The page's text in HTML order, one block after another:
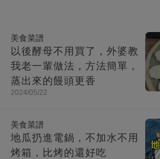
美食菜譜
以後酵母不用買了，外婆教
我老一輩做法，方法簡單，
蒸出來的饅頭更香
2024/05/22
美食菜譜
地瓜扔進電鍋，不加水不用
烤箱，比烤的還好吃